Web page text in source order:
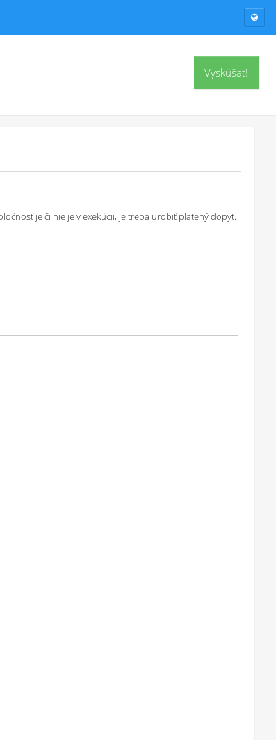
Vyskúšať!
je či nie je v exekúcii, je treba urobiť platený dopyt.